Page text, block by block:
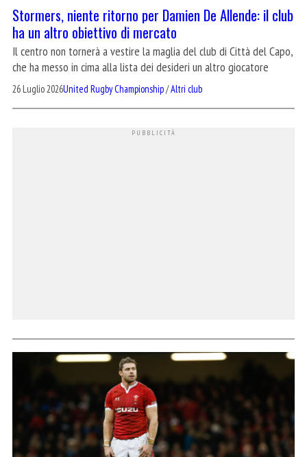
Stormers, niente ritorno per Damien De Allende: il club
ha un altro obiettivo di mercato
Il centro non tornerà a vestire la maglia del club di Città del Capo,
che ha messo in cima alla lista dei desideri un altro giocatore
26 Luglio 2026United Rugby Championship/Altri club